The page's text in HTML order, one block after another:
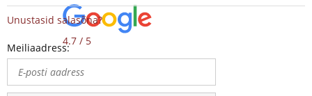
4.7 / 5
Unustasid salasõna?
Meiliaadress: